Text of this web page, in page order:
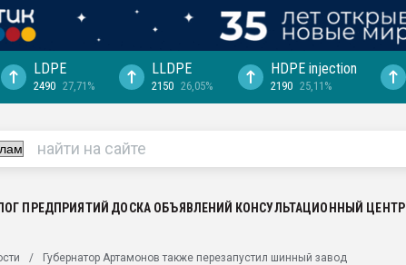
LDPE
2490 27,71%
LLDPE
2150 26,05%
HDPE injection
2190 25,11%
ПРЕДПРИЯТИЙ ДОСКА ОБЪЯВЛЕНИЙ КОНСУЛЬТАЦИОННЫЙ ЦЕНТР
Губернатор Артамонов также перезапустил шинный завод